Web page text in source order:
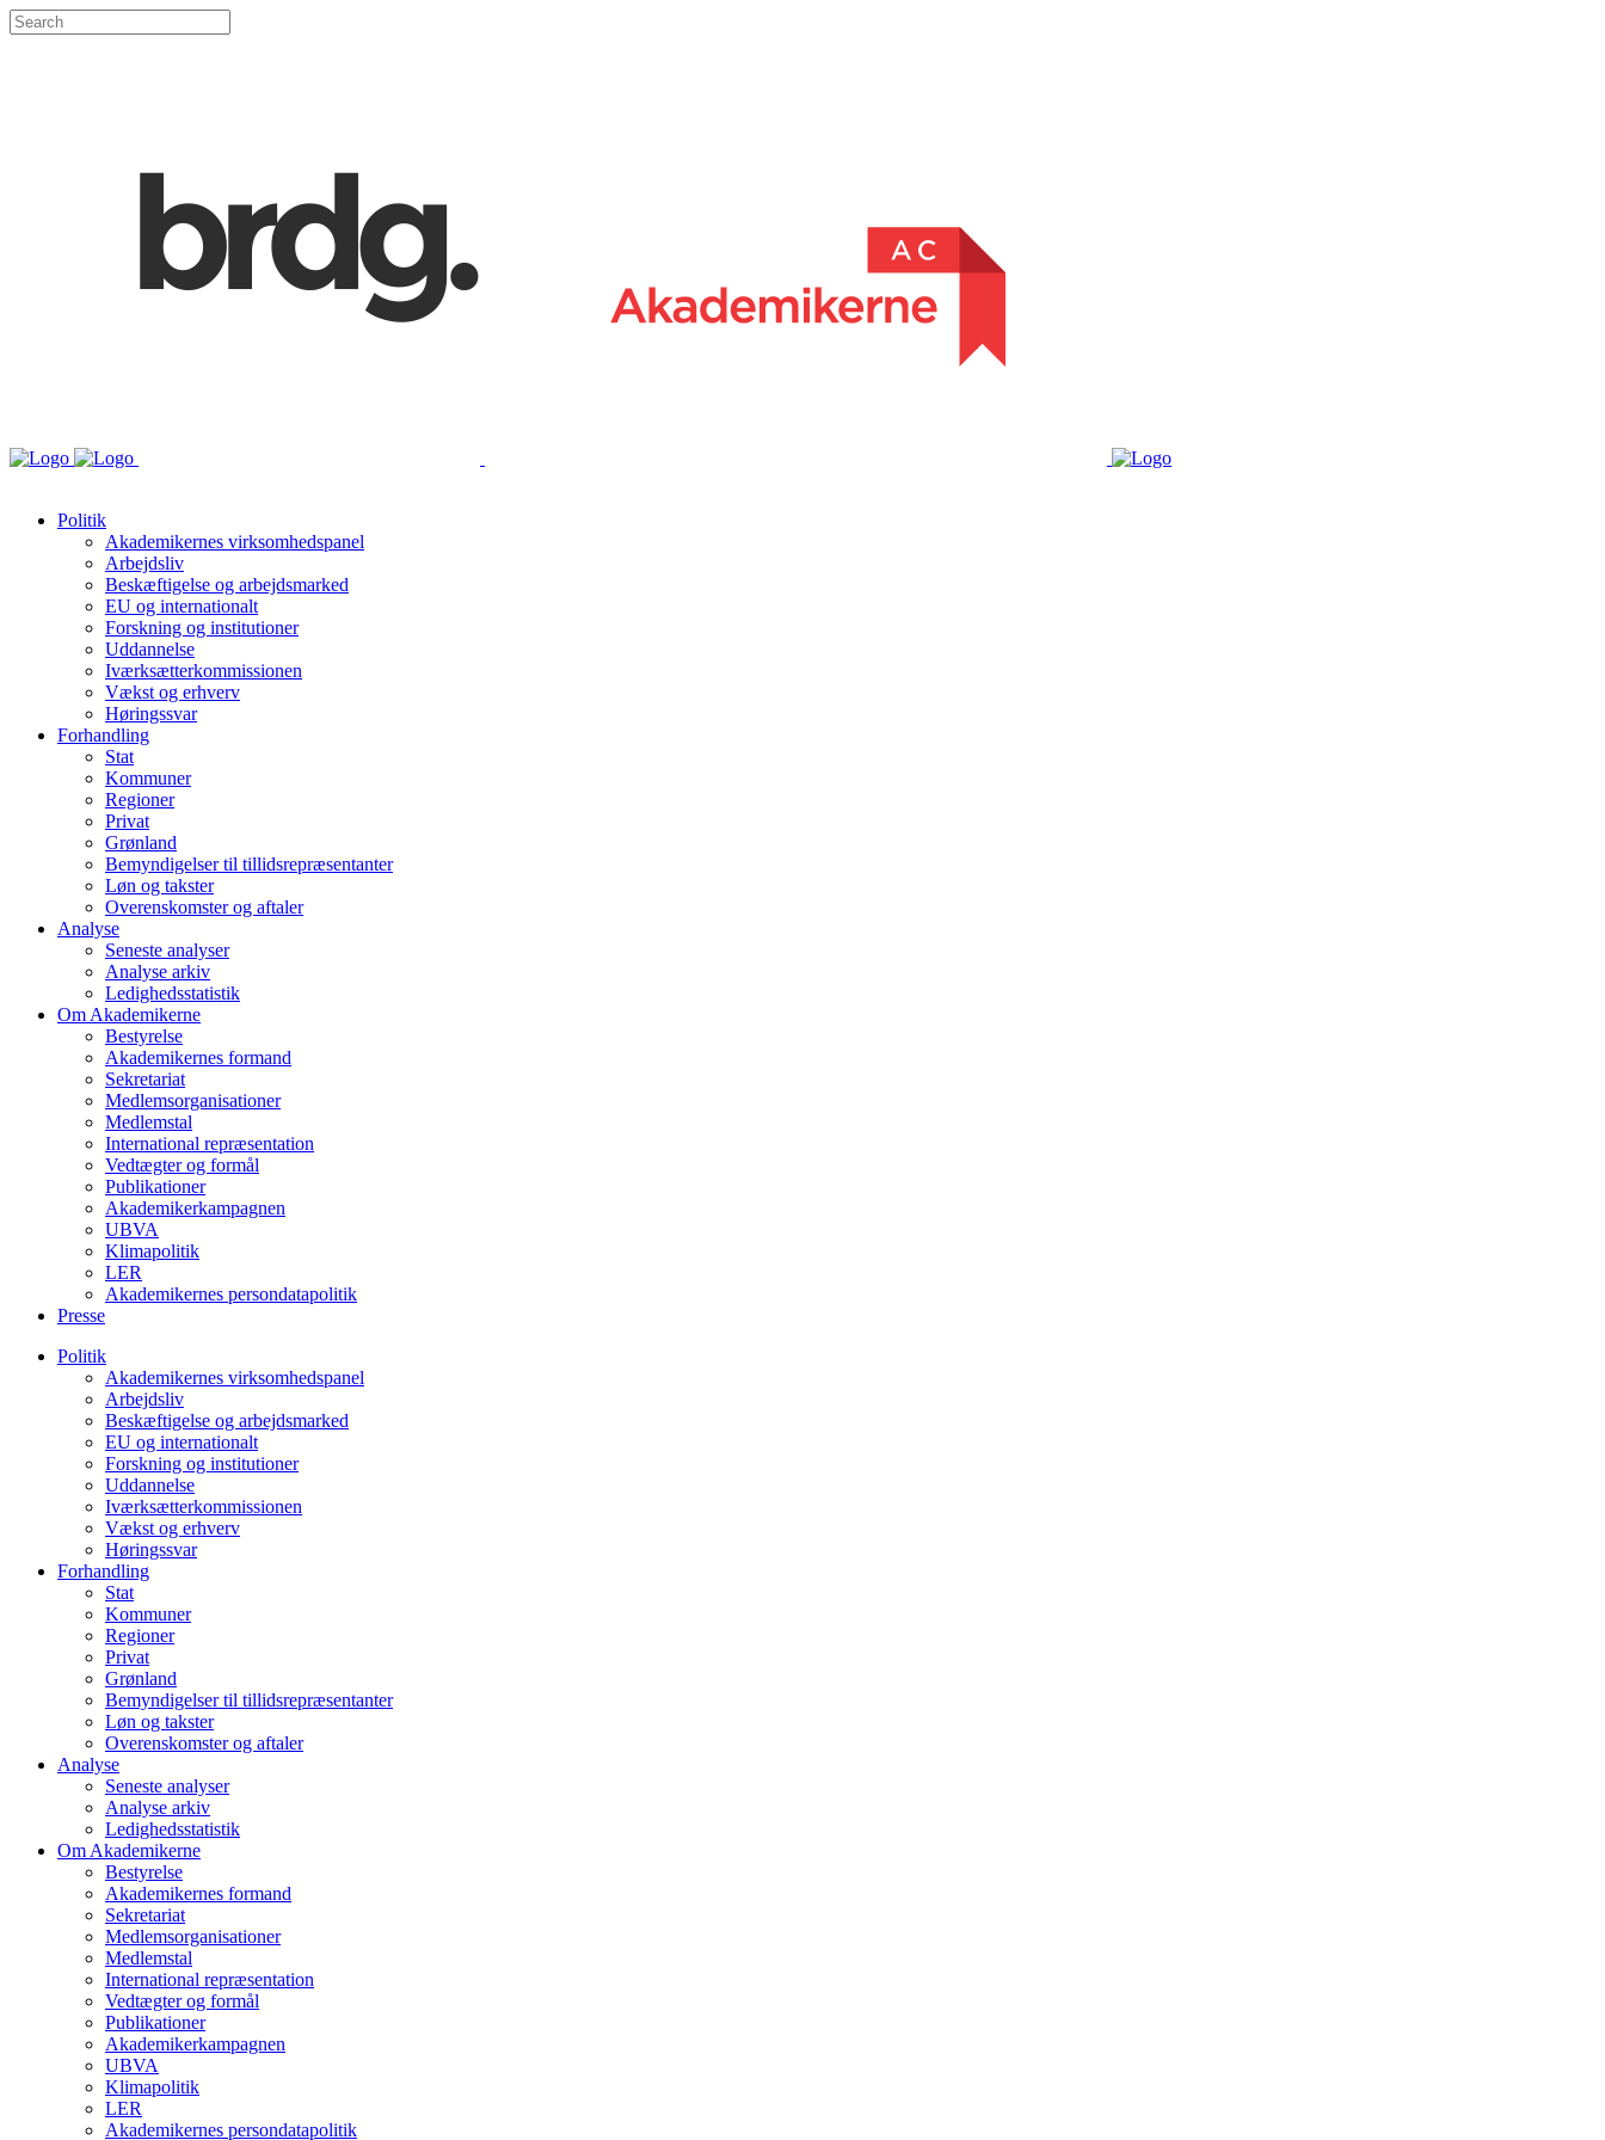
Politik
Akademikernes virksomhedspanel
Arbejdsliv
Beskæftigelse og arbejdsmarked
EU og internationalt
Forskning og institutioner
Uddannelse
Iværksætterkommissionen
Vækst og erhverv
Høringssvar
Forhandling
Stat
Kommuner
Regioner
Privat
Grønland
Bemyndigelser til tillidsrepræsentanter
Løn og takster
Overenskomster og aftaler
Analyse
Seneste analyser
Analyse arkiv
Ledighedsstatistik
Om Akademikerne
Bestyrelse
Akademikernes formand
Sekretariat
Medlemsorganisationer
Medlemstal
International repræsentation
Vedtægter og formål
Publikationer
Akademikerkampagnen
UBVA
Klimapolitik
LER
Akademikernes persondatapolitik
Presse
Politik
Akademikernes virksomhedspanel
Arbejdsliv
Beskæftigelse og arbejdsmarked
EU og internationalt
Forskning og institutioner
Uddannelse
Iværksætterkommissionen
Vækst og erhverv
Høringssvar
Forhandling
Stat
Kommuner
Regioner
Privat
Grønland
Bemyndigelser til tillidsrepræsentanter
Løn og takster
Overenskomster og aftaler
Analyse
Seneste analyser
Analyse arkiv
Ledighedsstatistik
Om Akademikerne
Bestyrelse
Akademikernes formand
Sekretariat
Medlemsorganisationer
Medlemstal
International repræsentation
Vedtægter og formål
Publikationer
Akademikerkampagnen
UBVA
Klimapolitik
LER
Akademikernes persondatapolitik